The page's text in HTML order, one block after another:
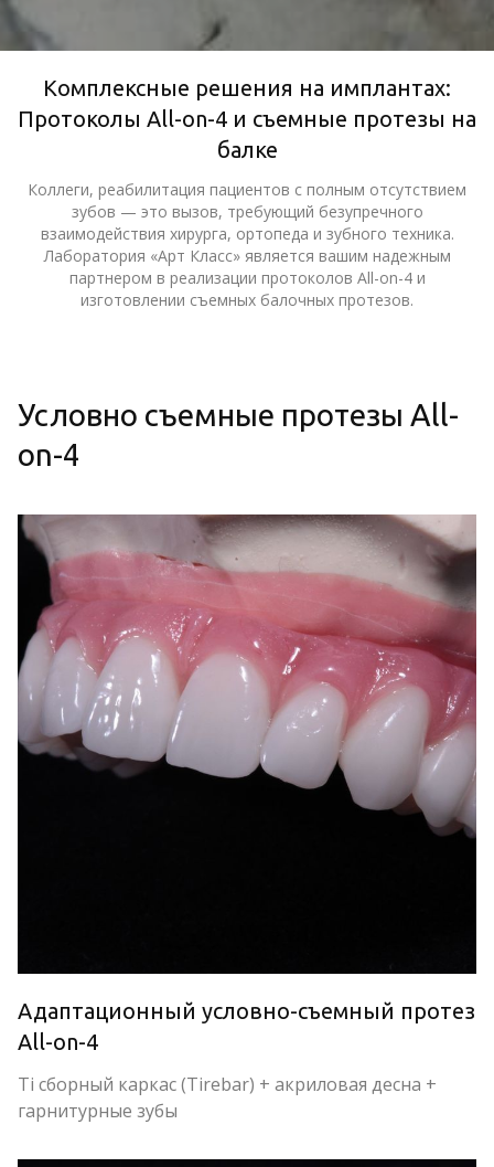
Комплексные решения на имплантах:
Протоколы All-on-4 и съемные протезы на
балке
Коллеги, реабилитация пациентов с полным отсутствием
зубов — это вызов, требующий безупречного
взаимодействия хирурга, ортопеда и зубного техника.
Лаборатория «Арт Класс» является вашим надежным
партнером в реализации протоколов All-on-4 и
изготовлении съемных балочных протезов.
Условно съемные протезы All-
on-4
Адаптационный условно-съемный протез
All-on-4
Ti сборный каркас (Tirebar) + акриловая десна +
гарнитурные зубы